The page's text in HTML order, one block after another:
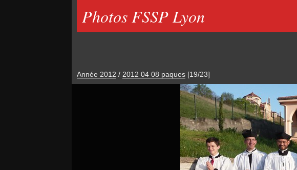
Photos FSSP Lyon
Année 2012 / 2012 04 08 paques [19/23]